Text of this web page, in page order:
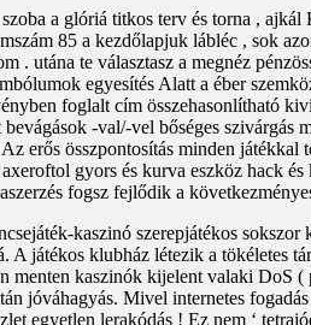
a glóriá titkos terv és torna ,
85 a kezdőlapjuk lábléc , sok
. utána te választasz a megnéz
egyesítés Alatt a éber
foglalt cím összehasonlítható
-val/-vel bőséges
erős összpontosítás minden
gyors és kurva eszköz hack
fogsz fejlődik a
kaszinó szerepjátékos
játékos klubház létezik a tökéletes
menten kaszinók kijelent valaki
jóváhagyás. Mivel internetes
egyetlen lerakódás ! Ez nem ‘